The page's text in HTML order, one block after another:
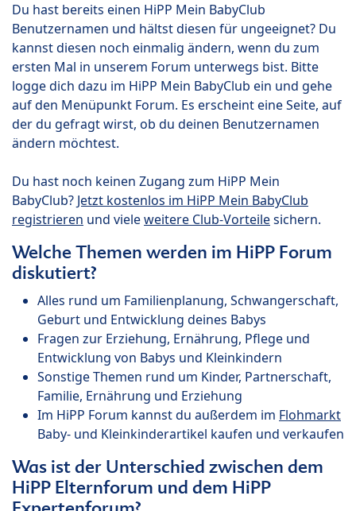
Du hast bereits einen HiPP Mein BabyClub
Benutzernamen und hältst diesen für ungeeignet? Du
kannst diesen noch einmalig ändern, wenn du zum
ersten Mal in unserem Forum unterwegs bist. Bitte
logge dich dazu im HiPP Mein BabyClub ein und gehe
auf den Menüpunkt Forum. Es erscheint eine Seite, auf
der du gefragt wirst, ob du deinen Benutzernamen
ändern möchtest.
Du hast noch keinen Zugang zum HiPP Mein
BabyClub? Jetzt kostenlos im HiPP Mein BabyClub
registrieren und vieleweitere Club-Vorteilesichern.
Welche Themen werden im HiPP Forum
diskutiert?
Alles rund um Familienplanung, Schwangerschaft,
Geburt und Entwicklung deines Babys
Fragen zur Erziehung, Ernährung, Pflege und
Entwicklung von Babys und Kleinkindern
Sonstige Themen rund um Kinder, Partnerschaft,
Familie, Ernährung und Erziehung
Im HiPP Forum kannst du außerdem im Flohmarkt
Baby- und Kleinkinderartikel kaufen und verkaufen
Was ist der Unterschied zwischen dem
HiPP Elternforum und dem HiPP